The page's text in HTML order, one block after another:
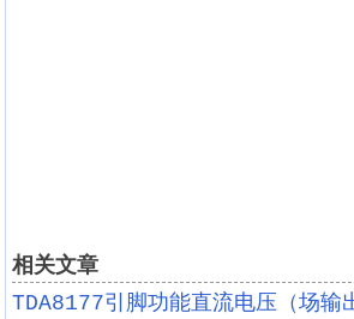
相关文章
TDA8177引脚功能直流电压（场输